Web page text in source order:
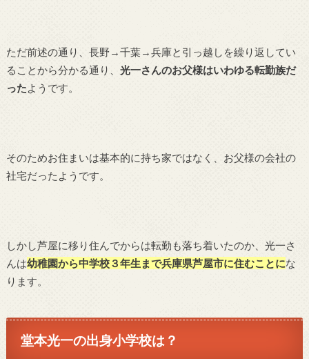
ただ前述の通り、長野→千葉→兵庫と引っ越しを繰り返してい
ることから分かる通り、 光一さんのお父様はいわゆる転勤族だ
ったようです。
そのためお住まいは基本的に持ち家ではなく、お父様の会社の
社宅だったようです。
しかし芦屋に移り住んでからは転勤も落ち着いたのか、光一さ
んは幼稚園から中学校３年生まで兵庫県芦屋市に住むことにな
ります。
堂本光一の出身小学校は？